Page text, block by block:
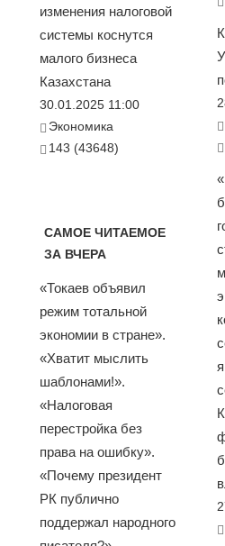
изменения налоговой
системы коснутся
малого бизнеса
Казахстана
30.01.2025 11:00
Экономика
143 (43648)
САМОЕ ЧИТАЕМОЕ
ЗА ВЧЕРА
«Токаев объявил
режим тотальной
экономии в стране».
«Хватит мыслить
шаблонами!».
«Налоговая
перестройка без
права на ошибку».
«Почему президент
РК публично
поддержал народного